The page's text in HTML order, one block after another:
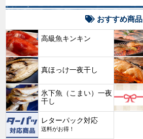
おすすめ商品
高級魚キンキン
真ほっけ一夜干し
氷下魚（こまい）一夜
干し
レターパック対応
送料がお得！